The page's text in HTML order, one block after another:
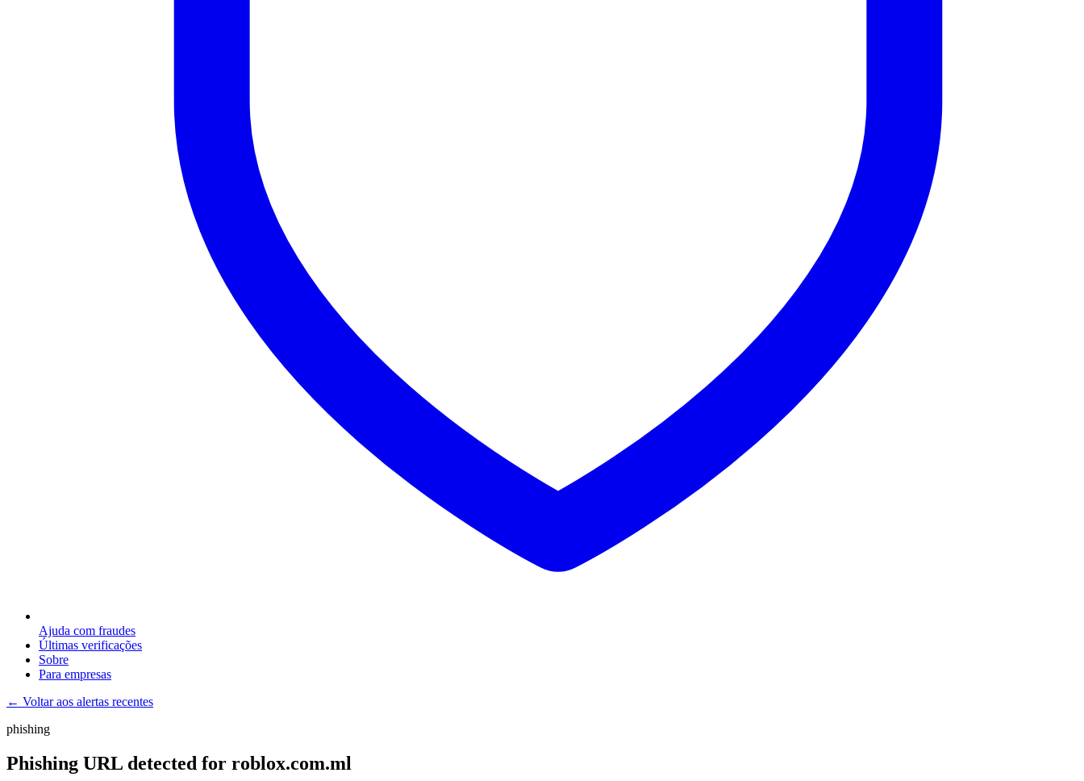
Ajuda com fraudes
Últimas verificações
Sobre
Para empresas
← Voltar aos alertas recentes
phishing
Phishing URL detected for roblox.com.ml